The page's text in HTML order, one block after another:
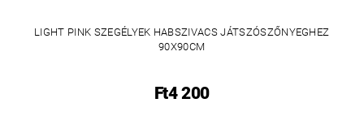
LIGHT PINK SZEGÉLYEK HABSZIVACS JÁTSZÓSZŐNYEGHEZ
90X90CM
Ft4 200